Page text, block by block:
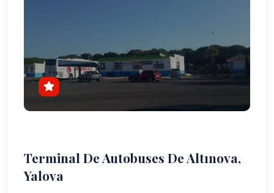
Terminal De Autobuses De Altınova,
Yalova